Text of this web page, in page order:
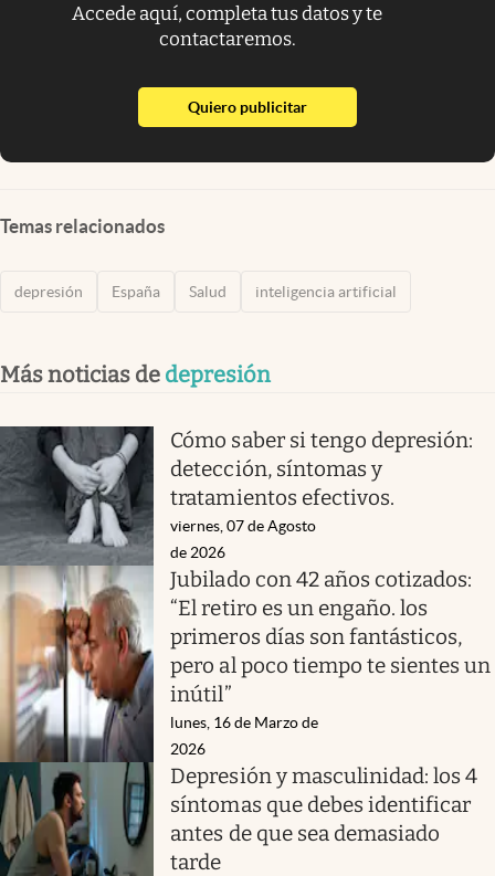
Accede aquí, completa tus datos y te
contactaremos.
Quiero publicitarabre en nueva pestaña
Temas relacionados
depresión España Salud inteligencia artificial
Más noticias de depresión
Cómo saber si tengo depresión:
detección, síntomas y
tratamientos efectivos.
viernes, 07 de Agosto
de 2026
Jubilado con 42 años cotizados:
“El retiro es un engaño. los
primeros días son fantásticos,
pero al poco tiempo te sientes un
inútil”
lunes, 16 de Marzo de
2026
Depresión y masculinidad: los 4
síntomas que debes identificar
antes de que sea demasiado
tarde